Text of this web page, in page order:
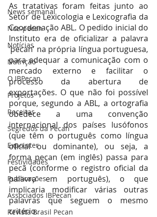
News semanal
Noz-pecan
Notícias
Nutrição
O IBPecan
Projetos
Receitas
Segredos da Pecan
Expointer
Festividades
Publicações
Associados IBPecan
Revista Brasil Pecan
As tratativas foram feitas junto ao
Setor de Lexicologia e Lexicografia da
Coordenação ABL. O pedido inicial do
Instituto era de oficializar a palavra
‘pecan’ na própria língua portuguesa,
para adequar a comunicação com o
mercado externo e facilitar o
processo da abertura de
exportações. O que não foi possível
porque, segundo a ABL, a ortografia
obedece a uma convenção
internacional dos países lusófonos
(que têm o português como língua
oficial ou dominante), ou seja, a
forma pecan (em inglês) passa para
pecã (conforme o registro oficial da
palavra em português), o que
implicaria modificar várias outras
palavras que seguem o mesmo
critério.